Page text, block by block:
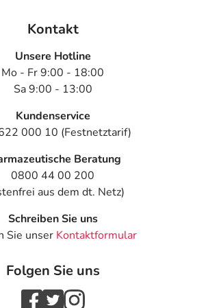
Kontakt
Unsere Hotline
Mo - Fr 9:00 - 18:00
Sa 9:00 - 13:00
Kundenservice
000 10 (Festnetztarif)
Beratung
0800 44 00 200
aus dem dt. Netz)
Schreiben Sie uns
Sie unser Kontaktformular
Folgen Sie uns